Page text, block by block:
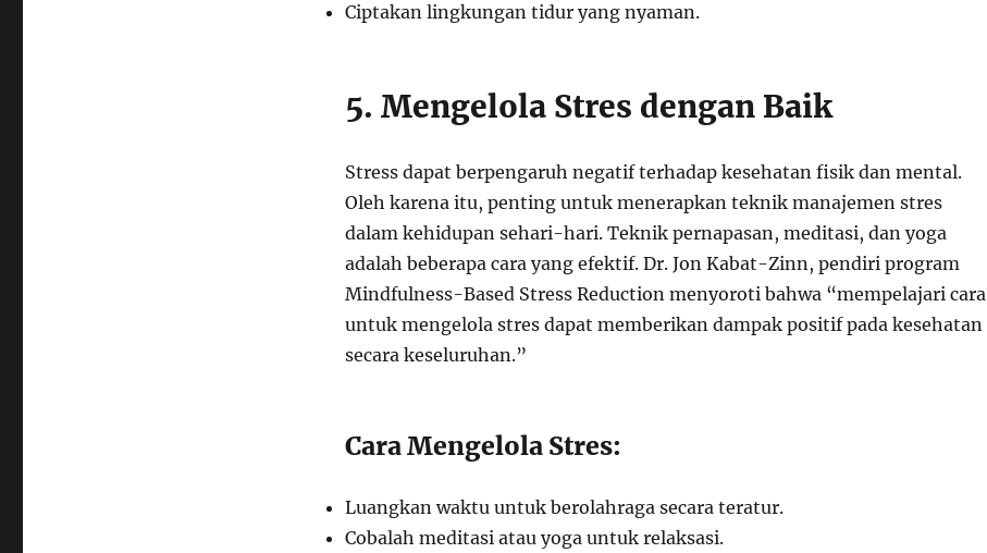
Ciptakan lingkungan tidur yang nyaman.
5. Mengelola Stres dengan Baik
Stress dapat berpengaruh negatif terhadap kesehatan fisik dan mental.
Oleh karena itu, penting untuk menerapkan teknik manajemen stres
dalam kehidupan sehari-hari. Teknik pernapasan, meditasi, dan yoga
adalah beberapa cara yang efektif. Dr. Jon Kabat-Zinn, pendiri program
Mindfulness-Based Stress Reduction menyoroti bahwa “mempelajari cara
untuk mengelola stres dapat memberikan dampak positif pada kesehatan
secara keseluruhan.”
Cara Mengelola Stres:
Luangkan waktu untuk berolahraga secara teratur.
Cobalah meditasi atau yoga untuk relaksasi.